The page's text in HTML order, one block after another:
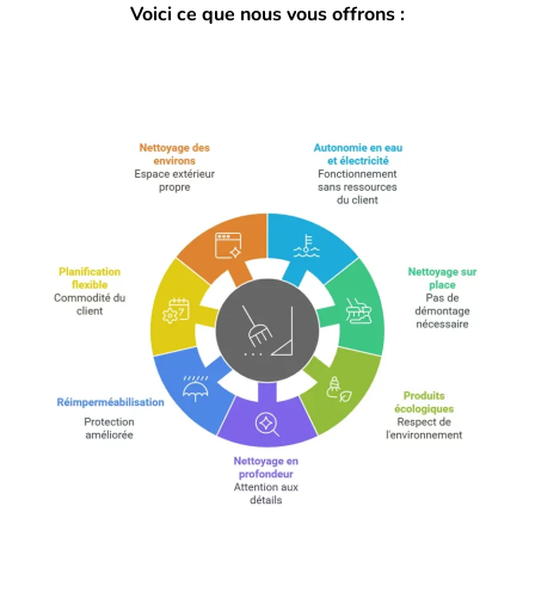
Voici ce que nous vous offrons :